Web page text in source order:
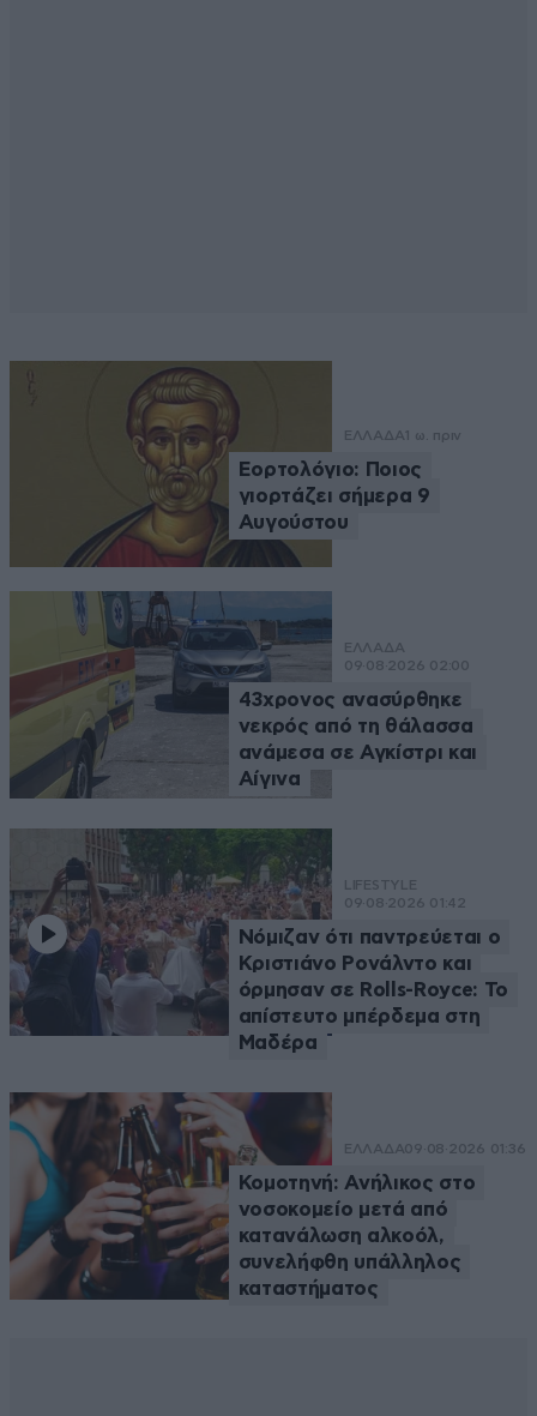
ΕΛΛΑΔΑ 1 ω. πριν
Εορτολόγιο: Ποιος
γιορτάζει σήμερα 9
Αυγούστου
ΕΛΛΑΔΑ
09·08·2026 02:00
43χρονος ανασύρθηκε
νεκρός από τη θάλασσα
ανάμεσα σε Αγκίστρι και
Αίγινα
LIFESTYLE
09·08·2026 01:42
Νόμιζαν ότι παντρεύεται ο
Κριστιάνο Ρονάλντο και
όρμησαν σε Rolls-Royce: Το
απίστευτο μπέρδεμα στη
Μαδέρα
ΕΛΛΑΔΑ09·08·2026 01:36
Κομοτηνή: Ανήλικος στο
νοσοκομείο μετά από
κατανάλωση αλκοόλ,
συνελήφθη υπάλληλος
καταστήματος